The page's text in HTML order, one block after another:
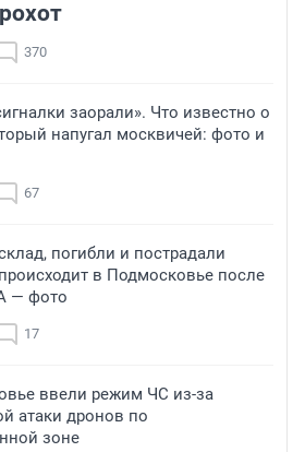
370
заорали». Что известно о
напугал москвичей: фото и
67
погибли и пострадали
в Подмосковье после
— фото
17
ввели режим ЧС из-за
атаки дронов по
зоне